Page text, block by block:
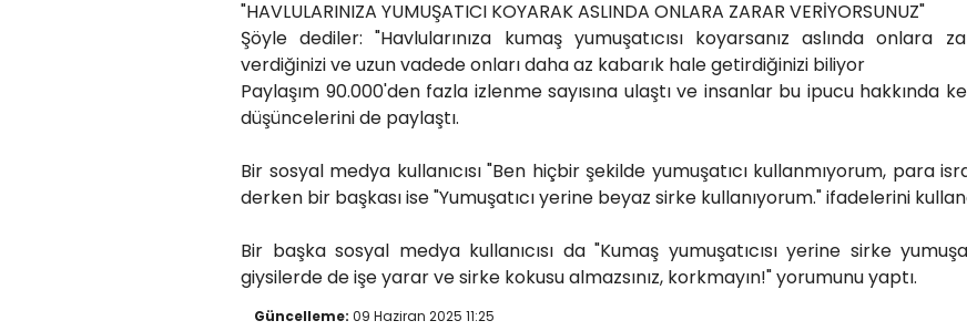
"HAVLULARINIZA YUMUŞATICI KOYARAK ASLINDA ONLARA ZARAR VERİYORSUNUZ"
Şöyle dediler: "Havlularınıza kumaş yumuşatıcısı koyarsanız aslında onlara
verdiğinizi ve uzun vadede onları daha az kabarık hale getirdiğinizi biliyor
Paylaşım 90.000'den fazla izlenme sayısına ulaştı ve insanlar bu ipucu hakkında
düşüncelerini de paylaştı.
Bir sosyal medya kullanıcısı "Ben hiçbir şekilde yumuşatıcı kullanmıyorum, para
derken bir başkası ise "Yumuşatıcı yerine beyaz sirke kullanıyorum." ifadelerini
Bir başka sosyal medya kullanıcısı da "Kumaş yumuşatıcısı yerine sirke
giysilerde de işe yarar ve sirke kokusu almazsınız, korkmayın!" yorumunu yaptı.
Güncelleme: 09 Haziran 2025 11:25